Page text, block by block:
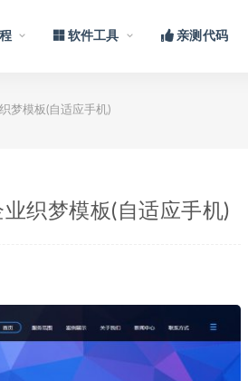
软件工具 亲测代码
梦模板(自适应手机)
织梦模板(自适应手机)